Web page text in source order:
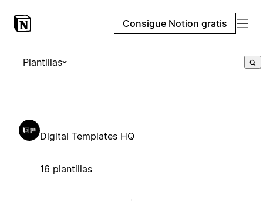
Consigue Notion gratis
Plantillas
Digital Templates HQ
16 plantillas